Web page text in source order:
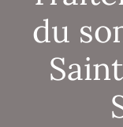
du